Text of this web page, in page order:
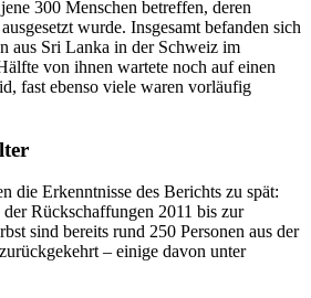
300 Menschen betreffen, deren
wurde. Insgesamt befanden sich
aus Sri Lanka in der Schweiz im
von ihnen wartete noch auf einen
fast ebenso viele waren vorläufig
die Erkenntnisse des Berichts zu spät:
Rückschaffungen 2011 bis zur
sind bereits rund 250 Personen aus der
– einige davon unter